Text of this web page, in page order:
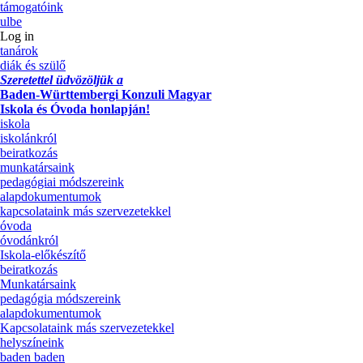
támogatóink
ulbe
Log in
tanárok
diák és szülő
Szeretettel üdvözöljük a
Baden-Württembergi Konzuli Magyar
Iskola és Óvoda honlapján!
iskola
iskolánkról
beiratkozás
munkatársaink
pedagógiai módszereink
alapdokumentumok
kapcsolataink más szervezetekkel
óvoda
óvodánkról
Iskola-előkészítő
beiratkozás
Munkatársaink
pedagógia módszereink
alapdokumentumok
Kapcsolataink más szervezetekkel
helyszíneink
baden baden